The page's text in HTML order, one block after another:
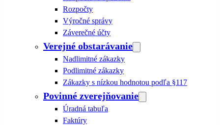
Rozpočty
Výročné správy
Záverečné účty
Verejné obstarávanie
Nadlimitné zákazky
Podlimitné zákazky
Zákazky s nízkou hodnotou podľa §117
Povinné zverejňovanie
Úradná tabuľa
Faktúry